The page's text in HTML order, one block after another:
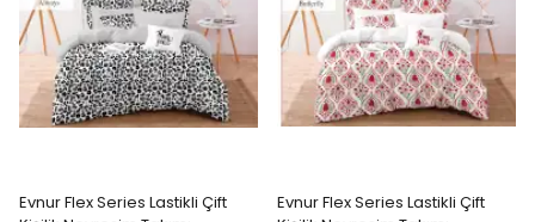
Evnur Flex Series Lastikli Çift
Evnur Flex Series Lastikli Çift